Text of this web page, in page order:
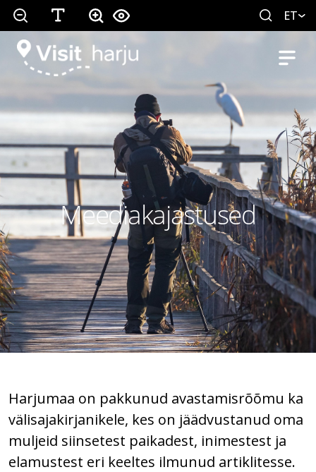
ET
Meediakajastused
Harjumaa on pakkunud avastamisrõõmu ka
välisajakirjanikele, kes on jäädvustanud oma
muljeid siinsetest paikadest, inimestest ja
elamustest eri keeltes ilmunud artiklitesse.